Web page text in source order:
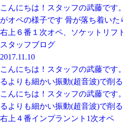
こんにちは！スタッフの武藤です
がオペの様子です 骨が落ち着い
右上６番１次オペ、ソケットリフ
スタッフブログ
2017.11.10
こんにちは！スタッフの武藤です
るよりも細かい振動(超音波)で削
こんにちは！スタッフの武藤です
るよりも細かい振動(超音波)で削
右上４番インプランント1次オペ